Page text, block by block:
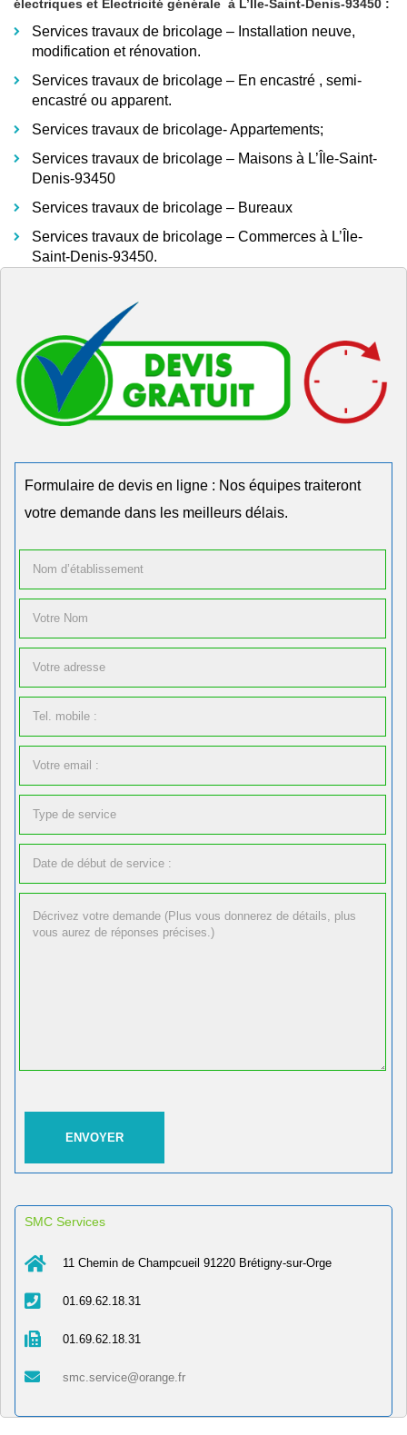
électriques et Electricité générale à L’Île-Saint-Denis-93450 :
Services travaux de bricolage – Installation neuve,
modification et rénovation.
Services travaux de bricolage – En encastré , semi-
encastré ou apparent.
Services travaux de bricolage- Appartements;
Services travaux de bricolage – Maisons à L’Île-Saint-
Denis-93450
Services travaux de bricolage – Bureaux
Services travaux de bricolage – Commerces à L’Île-
Saint-Denis-93450.
Formulaire de devis en ligne : Nos équipes traiteront
votre demande dans les meilleurs délais.
SMC Services
11 Chemin de Champcueil 91220 Brétigny-sur-Orge
01.69.62.18.31
01.69.62.18.31
smc.service@orange.fr